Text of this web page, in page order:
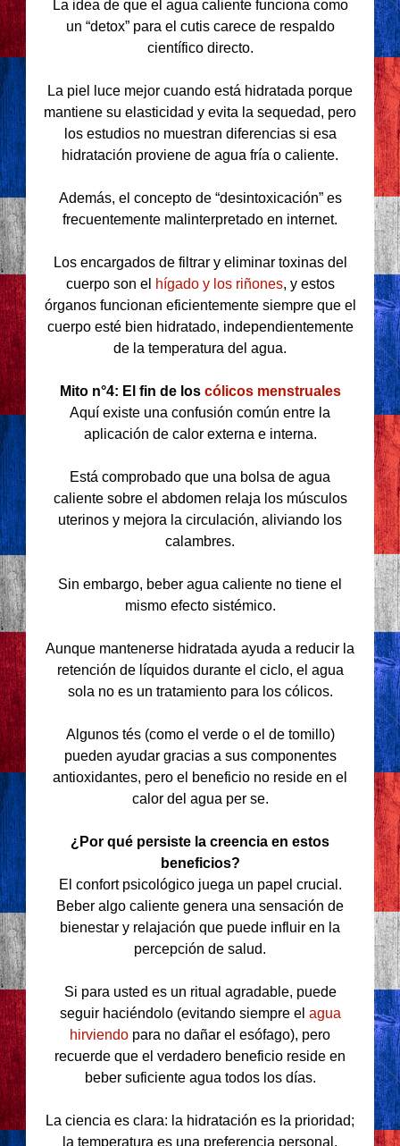
La idea de que el agua caliente funciona como
un “detox” para el cutis carece de respaldo
científico directo.
La piel luce mejor cuando está hidratada porque
mantiene su elasticidad y evita la sequedad, pero
los estudios no muestran diferencias si esa
hidratación proviene de agua fría o caliente.
Además, el concepto de “desintoxicación” es
frecuentemente malinterpretado en internet.
Los encargados de filtrar y eliminar toxinas del
cuerpo son el hígado y los riñones, y estos
órganos funcionan eficientemente siempre que el
cuerpo esté bien hidratado, independientemente
de la temperatura del agua.
Mito n°4: El fin de los cólicos menstruales
Aquí existe una confusión común entre la
aplicación de calor externa e interna.
Está comprobado que una bolsa de agua
caliente sobre el abdomen relaja los músculos
uterinos y mejora la circulación, aliviando los
calambres.
Sin embargo, beber agua caliente no tiene el
mismo efecto sistémico.
Aunque mantenerse hidratada ayuda a reducir la
retención de líquidos durante el ciclo, el agua
sola no es un tratamiento para los cólicos.
Algunos tés (como el verde o el de tomillo)
pueden ayudar gracias a sus componentes
antioxidantes, pero el beneficio no reside en el
calor del agua per se.
¿Por qué persiste la creencia en estos
beneficios?
El confort psicológico juega un papel crucial.
Beber algo caliente genera una sensación de
bienestar y relajación que puede influir en la
percepción de salud.
Si para usted es un ritual agradable, puede
seguir haciéndolo (evitando siempre el agua
hirviendo para no dañar el esófago), pero
recuerde que el verdadero beneficio reside en
beber suficiente agua todos los días.
La ciencia es clara: la hidratación es la prioridad;
la temperatura es una preferencia personal.